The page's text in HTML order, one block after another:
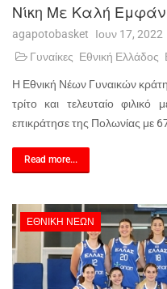
Νίκη Με Καλή
agapotobasket Ιουν 17, 2022
Γυναίκες Εθνική Ελλάδος
Η Εθνική Νέων Γυναικών
τρίτο και τελευταίο
επικράτησε της Πολωνίας με
Read more...
ΕΘΝΙΚΉ ΝΈΩΝ